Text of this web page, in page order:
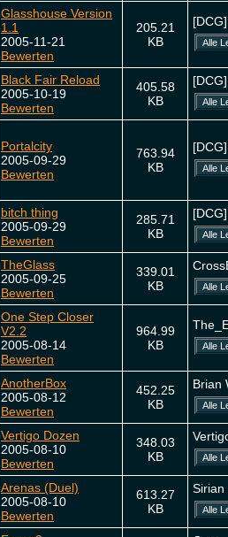
Glasshouse Version
1.1
2005-11-21
Bewerten
205.21
KB
Black Fair Reload
2005-10-19
Bewerten
405.58
KB
Portalcity
2005-09-29
Bewerten
763.94
KB
bitch thing
2005-09-29
Bewerten
285.71
KB
TheGlass
2005-09-25
Bewerten
339.01
KB
One Step Closer
V2.2
2005-08-14
Bewerten
964.99
KB
AnotherBox
2005-08-12
Bewerten
452.25
KB
Brian
Vertigo Dozen
2005-08-10
Bewerten
348.03
KB
Arenas (Duel)
2005-08-10
Bewerten
613.27
KB
Sirian